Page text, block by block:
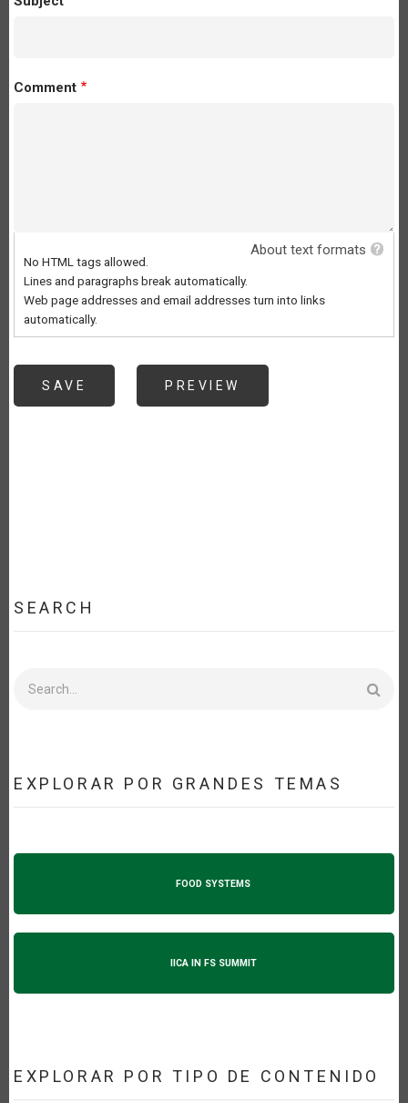
Comment
About text formats
No HTML tags allowed.
Lines and paragraphs break automatically.
Web page addresses and email addresses turn into links
automatically.
SEARCH
EXPLORAR POR GRANDES TEMAS
FOOD SYSTEMS
IICA IN FS SUMMIT
EXPLORAR POR TIPO DE CONTENIDO